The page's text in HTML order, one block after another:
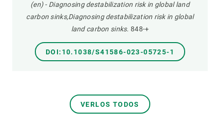
(en) - Diagnosing destabilization risk in global land
carbon sinks,Diagnosing destabilization risk in global
land carbon sinks. 848-+
DOI:10.1038/S41586-023-05725-1
VERLOS TODOS